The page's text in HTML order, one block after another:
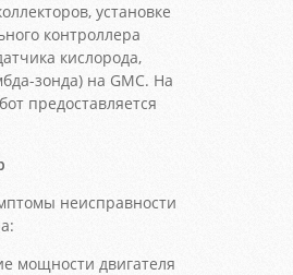
установке
контроллера
кислорода,
зонда) на GMC. На
предоставляется
неисправности
мощности двигателя